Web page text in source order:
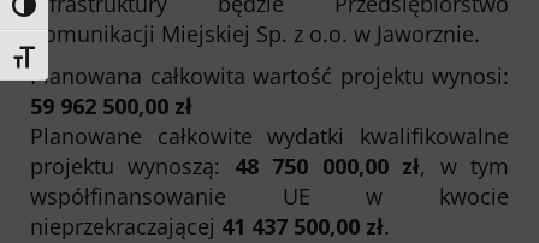
Toggle High Contrast
Toggle Font size
Komunikacji Miejskiej Sp. z o.o. w Jaworznie.
Planowana całkowita wartość projektu wynosi:
59 962 500,00 zł
Planowane całkowite wydatki kwalifikowalne
projektu wynoszą: 48 750 000,00 zł, w tym
współfinansowanie UE w kwocie
nieprzekraczającej 41 437 500,00 zł.